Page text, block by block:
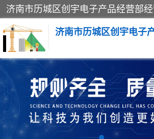
济南市历城区创宇电子
标养式监测 吊钩可
钢丝绳监控 高支模